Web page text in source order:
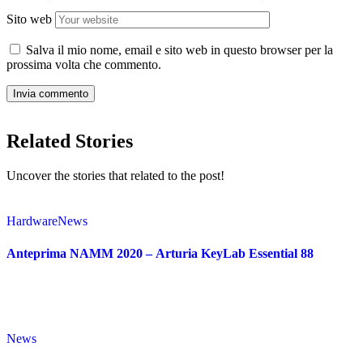
Sito web
Salva il mio nome, email e sito web in questo browser per la
prossima volta che commento.
Related Stories
Uncover the stories that related to the post!
HardwareNews
Anteprima NAMM 2020 – Arturia KeyLab Essential 88
News